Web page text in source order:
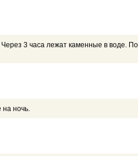
3 часа лежат каменные в воде.
на ночь.